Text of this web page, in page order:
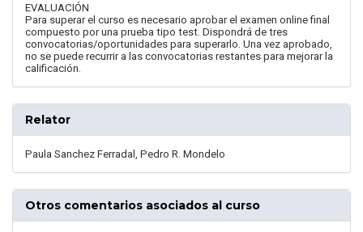
EVALUACIÓN
Para superar el curso es necesario aprobar el examen online final
compuesto por una prueba tipo test. Dispondrá de tres
convocatorias/oportunidades para superarlo. Una vez aprobado,
no se puede recurrir a las convocatorias restantes para mejorar la
calificación.
Relator
Paula Sanchez Ferradal, Pedro R. Mondelo
Otros comentarios asociados al curso